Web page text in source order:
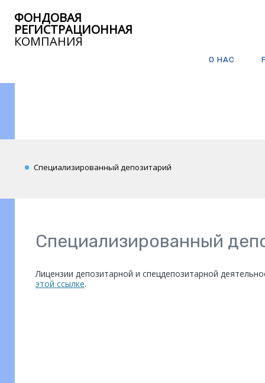
ФОНДОВАЯ
РЕГИСТРАЦИОННАЯ
КОМПАНИЯ
О НАС
Специализированный депозитарий
Специализированный
Лицензии депозитарной и спецдепозитарной
этой ссылке.